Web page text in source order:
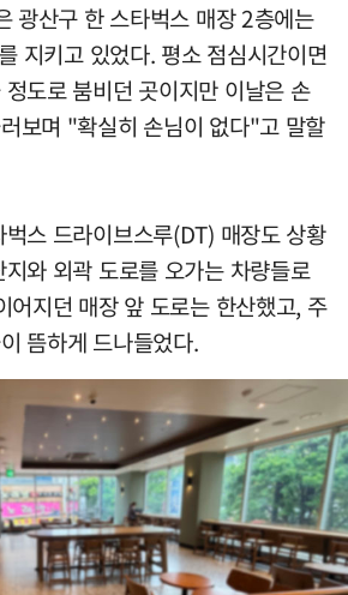
광산구 한 스타벅스 매장 2층에는
지키고 있었다. 평소 점심시간이면
도로 붐비던 곳이지만 이날은 손
보며 "확실히 손님이 없다"고 말할
스 드라이브스루(DT) 매장도 상황
와 외곽 도로를 오가는 차량들로
어지던 매장 앞 도로는 한산했고, 주
뜸하게 드나들었다.